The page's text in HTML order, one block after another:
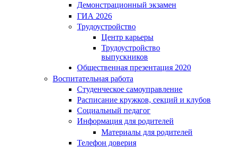
Демонстрационный экзамен
ГИА 2026
Трудоустройство
Центр карьеры
Трудоустройство
выпускников
Общественная презентация 2020
Воспитательная работа
Студенческое самоуправление
Расписание кружков, секций и клубов
Социальный педагог
Информация для родителей
Материалы для родителей
Телефон доверия